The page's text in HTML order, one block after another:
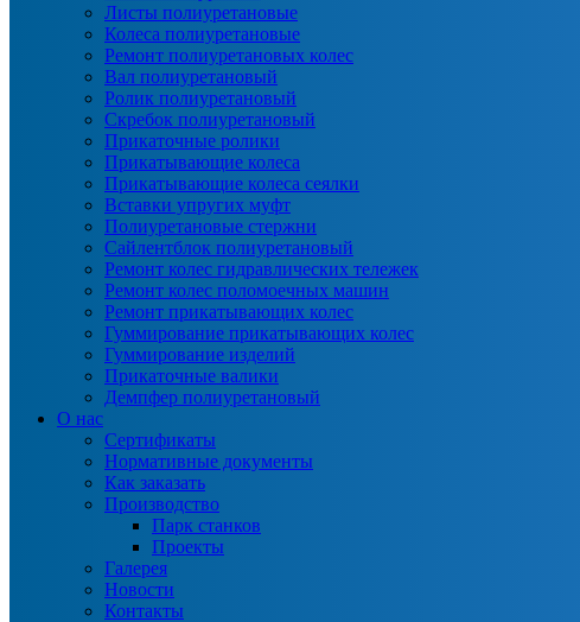
Листы полиуретановые
Колеса полиуретановые
Ремонт полиуретановых колес
Вал полиуретановый
Ролик полиуретановый
Скребок полиуретановый
Прикаточные ролики
Прикатывающие колеса
Прикатывающие колеса сеялки
Вставки упругих муфт
Полиуретановые стержни
Сайлентблок полиуретановый
Ремонт колес гидравлических тележек
Ремонт колес поломоечных машин
Ремонт прикатывающих колес
Гуммирование прикатывающих колес
Гуммирование изделий
Прикаточные валики
Демпфер полиуретановый
О нас
Сертификаты
Нормативные документы
Как заказать
Производство
Парк станков
Проекты
Галерея
Новости
Контакты